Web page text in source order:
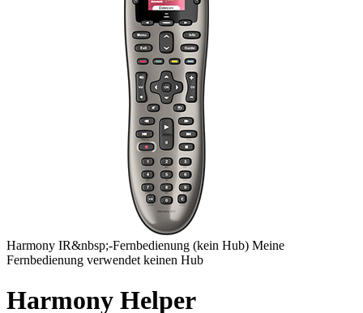
Harmony IR&nbsp;-Fernbedienung (kein Hub) Meine
Fernbedienung verwendet keinen Hub
Harmony Helper